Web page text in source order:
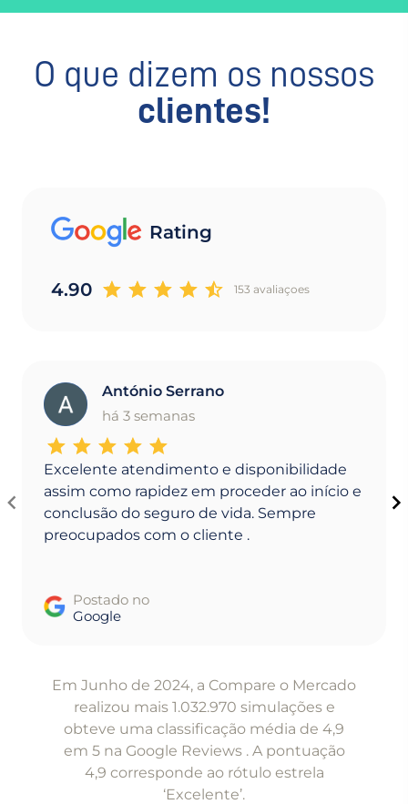
O que dizem os nossos
clientes!
Rating
4.90 153 avaliaçoes
A
António Serrano
há 3 semanas
Excelente atendimento e disponibilidade
assim como rapidez em proceder ao início e
conclusão do seguro de vida. Sempre
preocupados com o cliente .
Postado no
Google
Em Junho de 2024, a Compare o Mercado
realizou mais 1.032.970 simulações e
obteve uma classificação média de 4,9
em 5 na Google Reviews . A pontuação
4,9 corresponde ao rótulo estrela
‘Excelente’.